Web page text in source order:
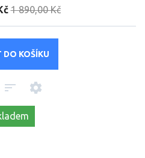
1 890,00 Kč
DO KOŠÍKU